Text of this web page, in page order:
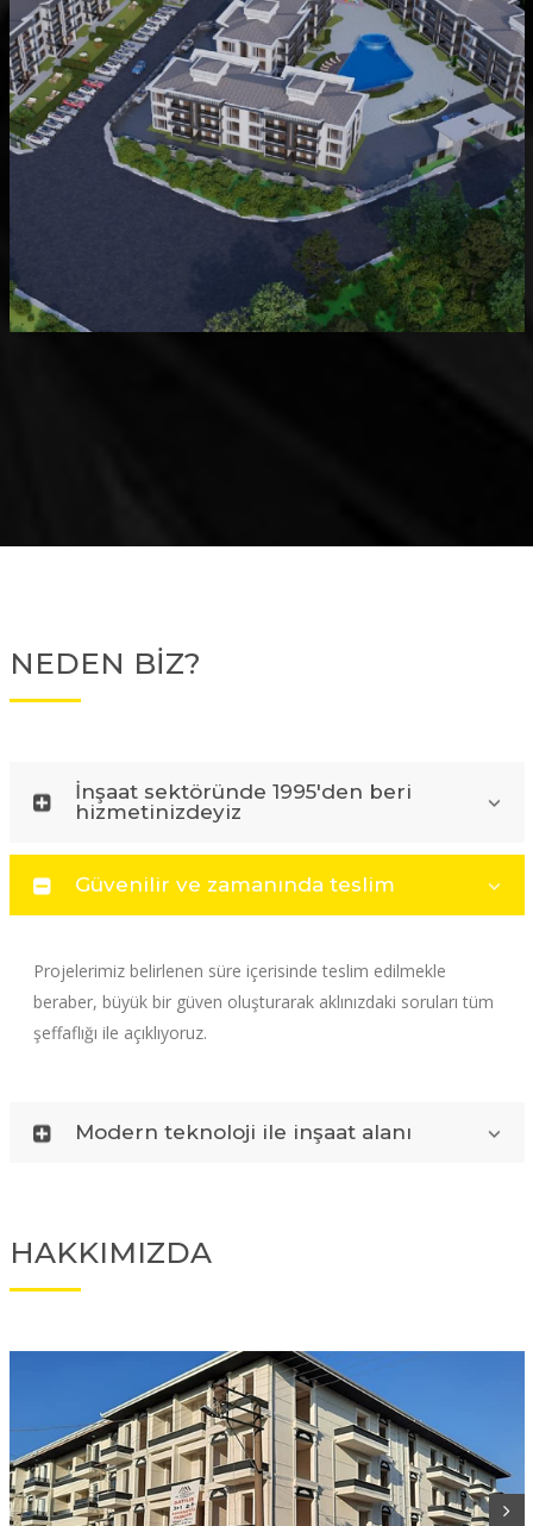
NEDEN BİZ?
İnşaat sektöründe 1995'den beri
hizmetinizdeyiz
Güvenilir ve zamanında teslim
Projelerimiz belirlenen süre içerisinde teslim edilmekle
beraber, büyük bir güven oluşturarak aklınızdaki soruları tüm
şeffaflığı ile açıklıyoruz.
Modern teknoloji ile inşaat alanı
HAKKIMIZDA